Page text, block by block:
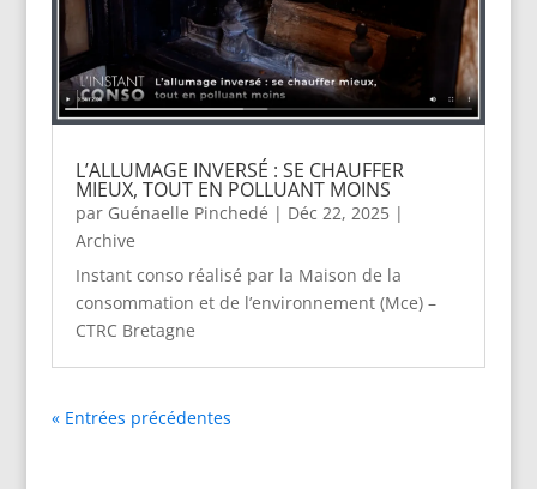
L’ALLUMAGE INVERSÉ : SE CHAUFFER
MIEUX, TOUT EN POLLUANT MOINS
par Guénaelle Pinchedé | Déc 22, 2025|
Archive
Instant conso réalisé par la Maison de la
consommation et de l’environnement (Mce) –
CTRC Bretagne
« Entrées précédentes